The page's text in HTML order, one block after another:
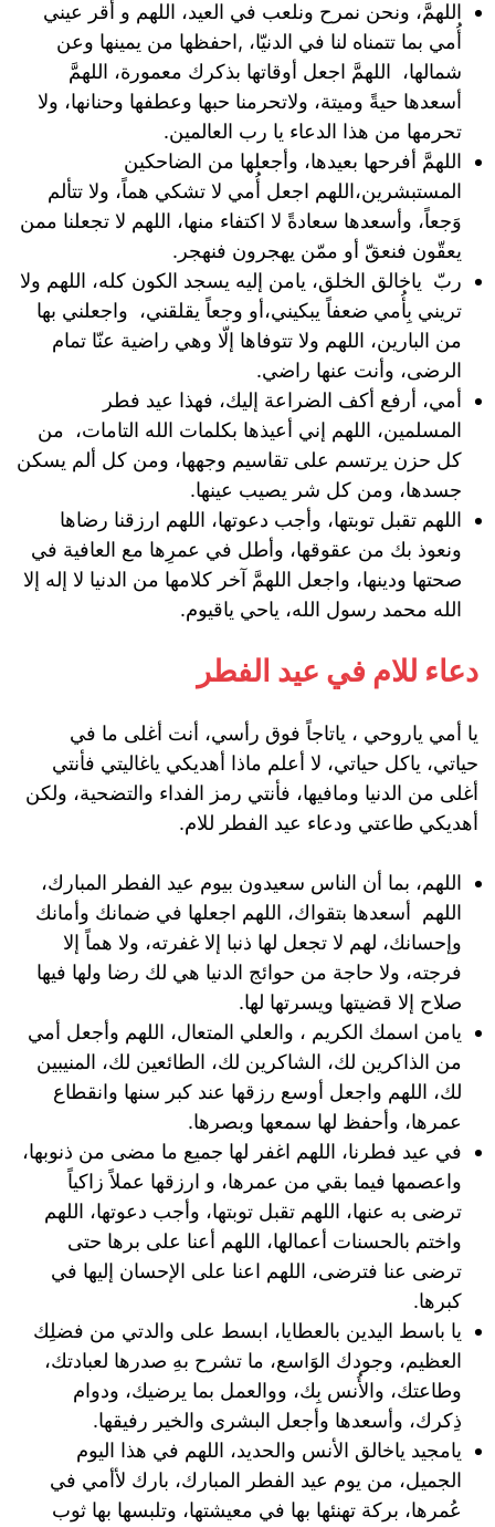
اللهمَّ، ونحن نمرح ونلعب في العيد، اللهم و أقر عيني
أُمي بما تتمناه لنا في الدنيّا، ,احفظها من يمينها وعن
شمالها، اللهمَّ اجعل أوقاتها بذكرك معمورة، اللهمَّ
أسعدها حيةً وميتة، ولاتحرمنا حبها وعطفها وحنانها، ولا
تحرمها من هذا الدعاء يا رب العالمين.
اللهمَّ أفرحها بعيدها، وأجعلها من الضاحكين
المستبشرين،اللهم اجعل أُمي لا تشكي هماً، ولا تتألم
وَجعاً، وأسعدها سعادةً لا اكتفاء منها، اللهم لا تجعلنا ممن
يعقّون فنعقّ أو ممّن يهجرون فنهجر.
ربّ ياخالق الخلق، يامن إليه يسجد الكون كله، اللهم ولا
تريني بِأُمي ضعفاً يبكيني،أو وجعاً يقلقني، واجعلني بها
من البارين، اللهم ولا تتوفاها إلّا وهي راضية عنّا تمام
الرضى، وأنت عنها راضي.
أمي، أرفع أكف الضراعة إليك، فهذا عيد فطر
المسلمين، اللهم إني أعيذها بكلمات الله التامات، من
كل حزن يرتسم على تقاسيم وجهها، ومن كل ألم يسكن
جسدها، ومن كل شر يصيب عينها.
اللهم تقبل توبتها، وأجب دعوتها، اللهم ارزقنا رضاها
ونعوذ بك من عقوقها، وأطل في عمرِها مع العافية في
صحتها ودينها، واجعل اللهمَّ آخر كلامها من الدنيا لا إله إلا
الله محمد رسول الله، ياحي ياقيوم.
دعاء للام في عيد الفطر
يا أمي ياروحي ، ياتاجاً فوق رأسي، أنت أغلى ما في
حياتي، ياكل حياتي، لا أعلم ماذا أهديكي ياغاليتي فأنتي
أغلى من الدنيا ومافيها، فأنتي رمز الفداء والتضحية، ولكن
أهديكي طاعتي ودعاء عيد الفطر للام.
اللهم، بما أن الناس سعيدون بيوم عيد الفطر المبارك،
اللهم أسعدها بتقواك، اللهم اجعلها في ضمانك وأمانك
وإحسانك، لهم لا تجعل لها ذنبا إلا غفرته، ولا هماً إلا
فرجته، ولا حاجة من حوائج الدنيا هي لك رضا ولها فيها
صلاح إلا قضيتها ويسرتها لها.
يامن اسمك الكريم ، والعلي المتعال، اللهم وأجعل أمي
من الذاكرين لك، الشاكرين لك، الطائعين لك، المنيبين
لك، اللهم واجعل أوسع رزقها عند كبر سنها وانقطاع
عمرها، وأحفظ لها سمعها وبصرها.
في عيد فطرنا، اللهم اغفر لها جميع ما مضى من ذنوبها،
واعصمها فيما بقي من عمرها، و ارزقها عملاً زاكياً
ترضى به عنها، اللهم تقبل توبتها، وأجب دعوتها، اللهم
واختم بالحسنات أعمالها، اللهم أعنا على برها حتى
ترضى عنا فترضى، اللهم اعنا على الإحسان إليها في
كبرها.
يا باسط اليدين بالعطايا، ابسط على والدتي من فضلِك
العظيم، وجودك الوَاسع، ما تشرح بهِ صدرها لعبادتك،
وطاعتك، والأُنس بِك، ووالعمل بما يرضيك، ودوام
ذِكرك، وأسعدها وأجعل البشرى والخير رفيقها.
يامجيد ياخالق الأنس والحديد، اللهم في هذا اليوم
الجميل، من يوم عيد الفطر المبارك، بارك لأأمي في
عُمرها، بركة تهنئها بها في معيشتها، وتلبسها بها ثوب